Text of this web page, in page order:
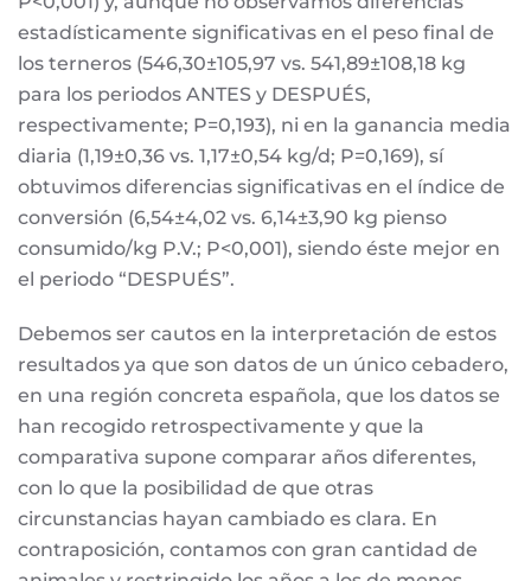
estadísticamente significativas en el peso final de
los terneros (546,30±105,97 vs. 541,89±108,18 kg
para los periodos ANTES y DESPUÉS,
respectivamente; P=0,193), ni en la ganancia media
diaria (1,19±0,36 vs. 1,17±0,54 kg/d; P=0,169), sí
obtuvimos diferencias significativas en el índice de
conversión (6,54±4,02 vs. 6,14±3,90 kg pienso
consumido/kg P.V.; P<0,001), siendo éste mejor en
el periodo “DESPUÉS”.
Debemos ser cautos en la interpretación de estos
resultados ya que son datos de un único cebadero,
en una región concreta española, que los datos se
han recogido retrospectivamente y que la
comparativa supone comparar años diferentes,
con lo que la posibilidad de que otras
circunstancias hayan cambiado es clara. En
contraposición, contamos con gran cantidad de